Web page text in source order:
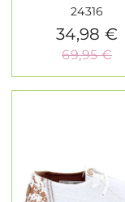
24316
34,98 €
69,95 €